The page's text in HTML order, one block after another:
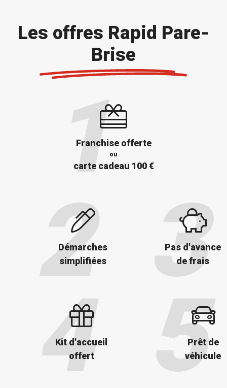
Les offres Rapid Pare-
Brise
Franchise offerte
ou
carte cadeau 100 €
Démarches
simplifiées
Pas d'avance
de frais
Kit d'accueil
offert
Prêt de
véhicule